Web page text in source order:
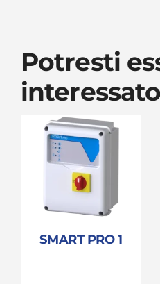
Potresti
SMART PRO 1